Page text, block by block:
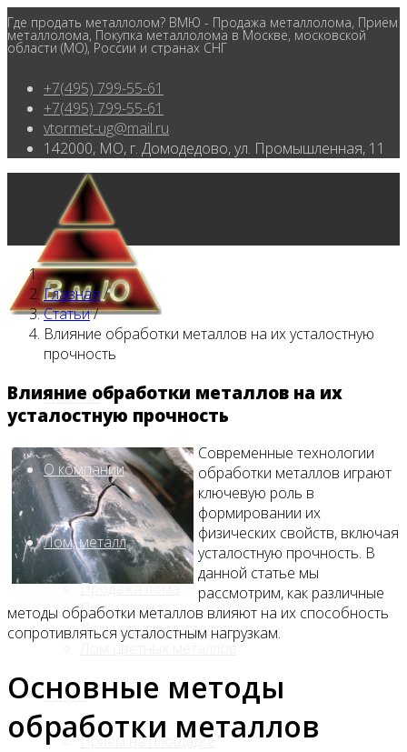
Где продать металлолом? ВМЮ - Продажа металлолома, Приём
металлолома, Покупка металлолома в Москве, московской
области (МО), России и странах СНГ
+7(495) 799-55-61
+7(495) 799-55-61
vtormet-ug@mail.ru
142000, МО, г. Домодедово, ул. Промышленная, 11
Главная
О компании
Лом, металл
Продажа лома
Прием лома
Лом чёрных металлов
Лом цветных металлов
Услуги
Приём на площадке
Главная/
Статьи/
Влияние обработки металлов на их усталостную
прочность
Влияние обработки металлов на их
усталостную прочность
Современные технологии
обработки металлов играют
ключевую роль в
формировании их
физических свойств, включая
усталостную прочность. В
данной статье мы
рассмотрим, как различные
методы обработки металлов влияют на их способность
сопротивляться усталостным нагрузкам.
Основные методы
обработки металлов